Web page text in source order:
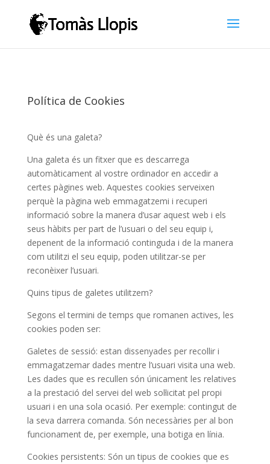
Política de Cookies
Què és una galeta?
Una galeta és un fitxer que es descarrega
automàticament al vostre ordinador en accedir a
certes pàgines web. Aquestes cookies serveixen
perquè la pàgina web emmagatzemi i recuperi
informació sobre la manera d’usar aquest web i els
seus hàbits per part de l’usuari o del seu equip i,
depenent de la informació continguda i de la manera
com utilitzi el seu equip, poden utilitzar-se per
reconèixer l’usuari.
Quins tipus de galetes utilitzem?
Segons el termini de temps que romanen actives, les
cookies poden ser:
Galetes de sessió: estan dissenyades per recollir i
emmagatzemar dades mentre l’usuari visita una web.
Les dades que es recullen són únicament les relatives
a la prestació del servei del web sol·licitat pel propi
usuari i en una sola ocasió. Per exemple: contingut de
la seva darrera comanda. Són necessàries per al bon
funcionament de, per exemple, una botiga en línia.
Cookies persistents: Són un tipus de cookies que es